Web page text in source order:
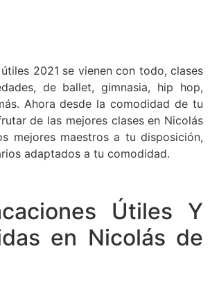
2021 se vienen con todo, clases
de ballet, gimnasia, hip hop,
Ahora desde la comodidad de tu
de las mejores clases en Nicolás
mejores maestros a tu disposición,
adaptados a tu comodidad.
Útiles Y
en Nicolás de